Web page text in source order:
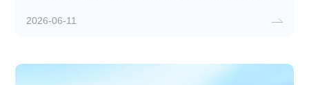
单上海国际能源交易中心(INE)国际铜期货仓单
2026-06-11